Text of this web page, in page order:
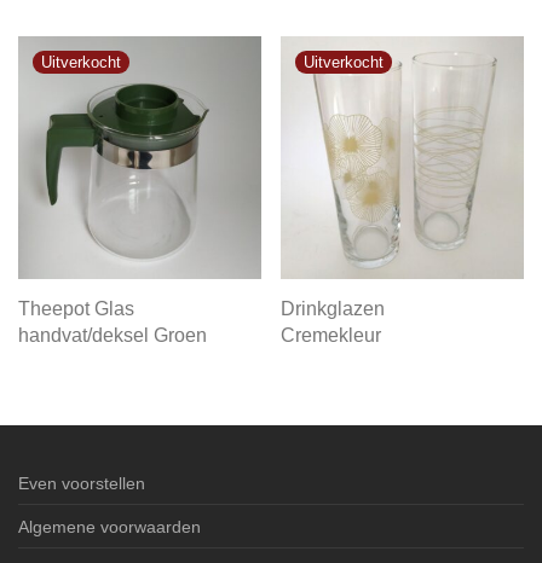
Theepot Glas
handvat/deksel Groen
Drinkglazen
Cremekleur
Even voorstellen
Algemene voorwaarden